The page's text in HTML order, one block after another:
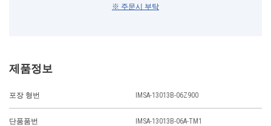
※ 주문시 부탁
제품정보
포장 형번 IMSA-13013B-06Z900
단품품번 IMSA-13013B-06A-TM1